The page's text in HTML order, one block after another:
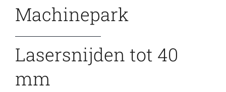
Machinepark
Lasersnijden tot 40
mm